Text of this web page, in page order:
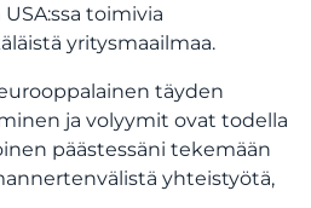
toimivia
yritysmaailmaa.
täyden
ja volyymit ovat todella
päästessäni tekemään
yhteistyötä,